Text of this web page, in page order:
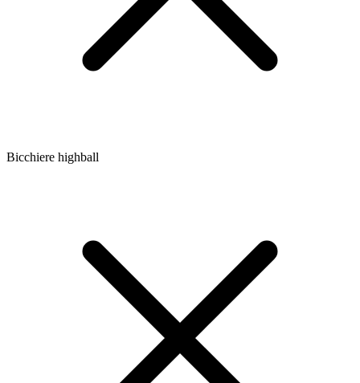
Bicchiere highball